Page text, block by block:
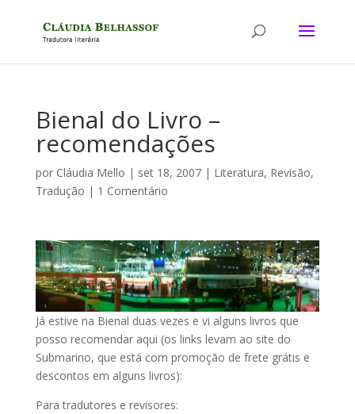
Bienal do Livro –
recomendações
por Cláudia Mello | set 18, 2007| Literatura, Revisão,
Tradução | 1 Comentário
Já estive na Bienal duas vezes e vi alguns livros que
posso recomendar aqui (os links levam ao site do
Submarino, que está com promoção de frete grátis e
descontos em alguns livros):
Para tradutores e revisores: